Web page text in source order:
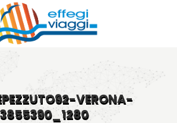
VERONA-
3855390_1280